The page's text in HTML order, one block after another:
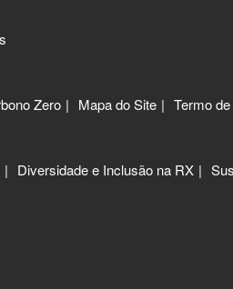
Zero Mapa do Site Termo
Diversidade e Inclusão na RX